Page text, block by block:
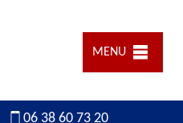
MENU
06 38 60 73 20